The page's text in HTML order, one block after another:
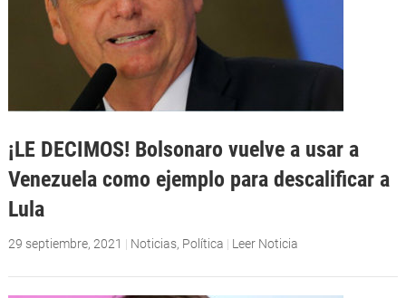
¡LE DECIMOS! Bolsonaro vuelve a usar a
Venezuela como ejemplo para descalificar a
Lula
29 septiembre, 2021 | Noticias, Política | Leer Noticia